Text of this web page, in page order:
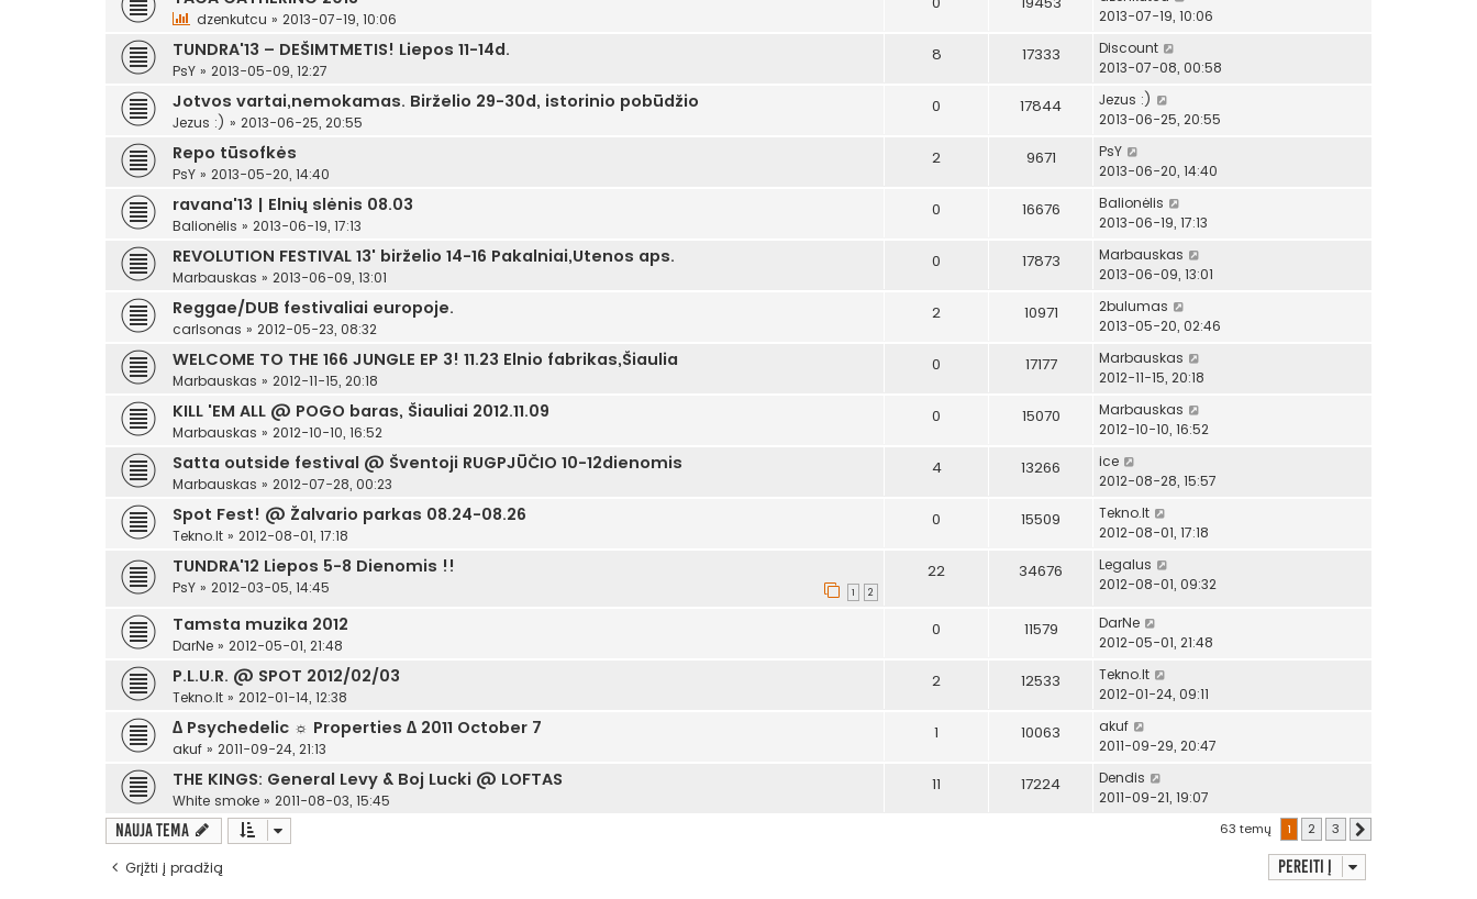
dzenkutcu » 2013-07-19, 10:06
2013-07-19, 10:06
TUNDRA'13 – DEŠIMTMETIS! Liepos 11-14d.
PsY » 2013-05-09, 12:27
8 17333
Discount
2013-07-08, 00:58
Jotvos vartai,nemokamas. Birželio 29-30d, istorinio pobūdžio
Jezus :) » 2013-06-25, 20:55
0 17844
Jezus :)
2013-06-25, 20:55
Repo tūsofkės
PsY » 2013-05-20, 14:40
2 9671
PsY
2013-06-20, 14:40
ravana'13 | Elnių slėnis 08.03
Balionėlis » 2013-06-19, 17:13
0 16676
Balionėlis
2013-06-19, 17:13
REVOLUTION FESTIVAL 13' birželio 14-16 Pakalniai,Utenos aps.
Marbauskas » 2013-06-09, 13:01
0 17873
Marbauskas
2013-06-09, 13:01
Reggae/DUB festivaliai europoje.
carlsonas » 2012-05-23, 08:32
2 10971
2bulumas
2013-05-20, 02:46
WELCOME TO THE 166 JUNGLE EP 3! 11.23 Elnio fabrikas,Šiaulia
Marbauskas » 2012-11-15, 20:18
0 17177
Marbauskas
2012-11-15, 20:18
KILL 'EM ALL @ POGO baras, Šiauliai 2012.11.09
Marbauskas » 2012-10-10, 16:52
0 15070
Marbauskas
2012-10-10, 16:52
Satta outside festival @ Šventoji RUGPJŪČIO 10-12dienomis
Marbauskas » 2012-07-28, 00:23
4 13266
ice
2012-08-28, 15:57
Spot Fest! @ Žalvario parkas 08.24-08.26
Tekno.lt » 2012-08-01, 17:18
0 15509
Tekno.lt
2012-08-01, 17:18
TUNDRA'12 Liepos 5-8 Dienomis !!
PsY » 2012-03-05, 14:45 1 2
22 34676
Legalus
2012-08-01, 09:32
Tamsta muzika 2012
DarNe » 2012-05-01, 21:48
0 11579
DarNe
2012-05-01, 21:48
P.L.U.R. @ SPOT 2012/02/03
Tekno.lt » 2012-01-14, 12:38
2 12533
Tekno.lt
2012-01-24, 09:11
∆ Psychedelic ☼ Properties ∆ 2011 October 7
akuf » 2011-09-24, 21:13
1 10063
akuf
2011-09-29, 20:47
THE KINGS: General Levy & Boj Lucki @ LOFTAS
White smoke » 2011-08-03, 15:45
11 17224
Dendis
2011-09-21, 19:07
Nauja tema 63 temų 1 2 3
Grįžti į pradžią Pereiti į